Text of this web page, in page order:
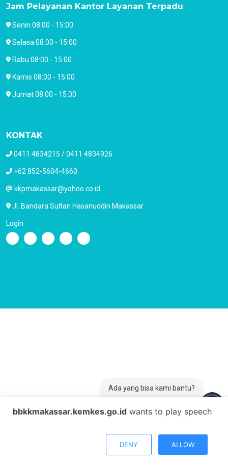
Ada yang bisa kami bantu?
Jam Pelayanan Kantor Layanan Terpadu
Senin 08:00 - 15:00
Selasa 08:00 - 15:00
Rabu 08:00 - 15:00
Kamis 08:00 - 15:00
Jumat 08:00 - 15:00
KONTAK
0411 4834215 / 0411 4834926
+62 852-5604-4660
kkpmakassar@yahoo.co.id
Jl. Bandara Sultan Hasanuddin Makassar
Login
bbkkmakassar.kemkes.go.id wants to play speech
DENY ALLOW